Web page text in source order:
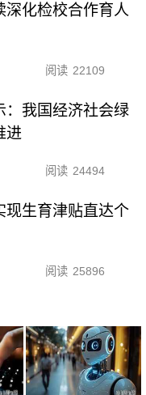
深化检校合作育人
阅读 22109
：我国经济社会绿
进
阅读 24494
现生育津贴直达个
阅读 25896